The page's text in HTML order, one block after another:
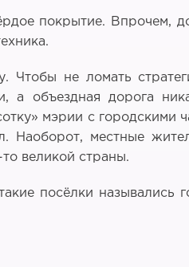
покрытие. Впрочем,
Чтобы не ломать
а объездная дорога
мэрии с городскими
Наоборот, местные
великой страны.
посёлки назывались